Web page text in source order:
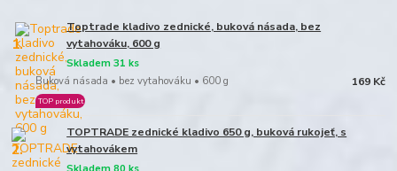
1.
Toptrade kladivo zednické, buková násada, bez
vytahováku, 600 g
Buková násada • bez vytahováku • 600 g
Skladem 31 ks
TOP produkt
169 Kč
2.
TOPTRADE zednické kladivo 650 g, buková rukojeť, s
vytahovákem